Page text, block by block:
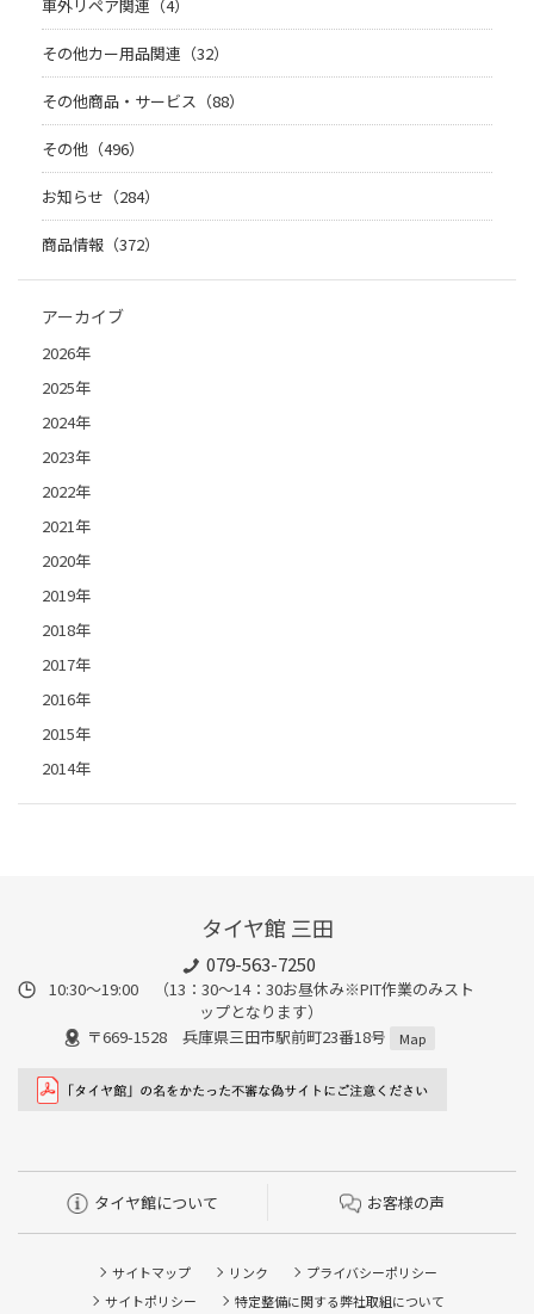
車外リペア関連（4）
その他カー用品関連（32）
その他商品・サービス（88）
その他（496）
お知らせ（284）
商品情報（372）
アーカイブ
2026年
2025年
2024年
2023年
2022年
2021年
2020年
2019年
2018年
2017年
2016年
2015年
2014年
タイヤ館 三田
079-563-7250
10:30～19:00 （13：30～14：30お昼休み※PIT作業のみスト
ップとなります）
〒669-1528 兵庫県三田市駅前町23番18号
Map
タイヤ館について お客様の声
サイトマップ リンク
プライバシーポリシー
サイトポリシー
特定整備に関する弊社取組について